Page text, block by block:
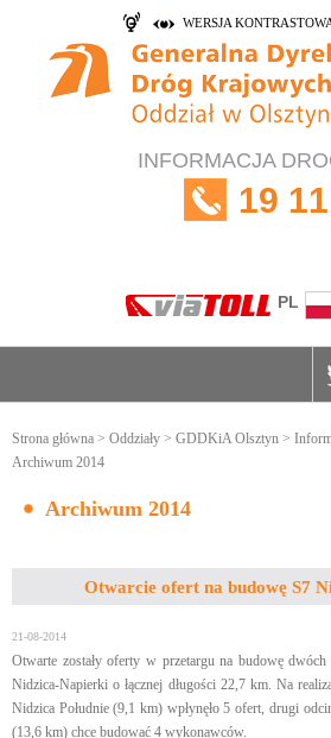
WERSJA
INFORMACJA
19
PL
Strona główna > Oddziały > GDDKiA Olsztyn >
Archiwum 2014
Archiwum 2014
Otwarcie ofert na budowę S7
21-08-2014
Otwarte zostały oferty w przetargu na budowę
Nidzica-Napierki o łącznej długości 22,7 km. Na
Nidzica Południe (9,1 km) wpłynęło 5 ofert, drugi
(13,6 km) chce budować 4 wykonawców.